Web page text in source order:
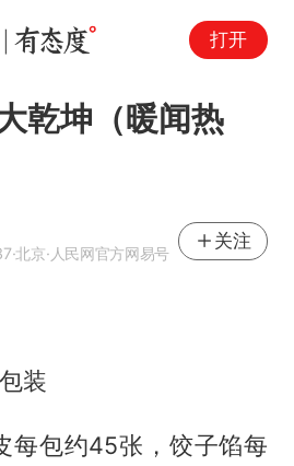
打开
乾坤（暖闻热
·北京·人民网官方网易号
关注
装
每包约45张，饺子馅每